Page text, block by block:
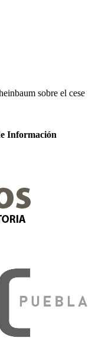
sobre el cese
Información